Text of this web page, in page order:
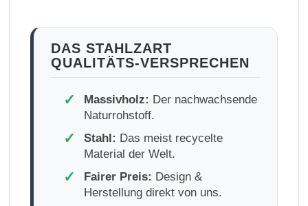
DAS STAHLZART
QUALITÄTS-VERSPRECHEN
✓ Massivholz: Der nachwachsende
Naturrohstoff.
✓ Stahl: Das meist recycelte
Material der Welt.
✓ Fairer Preis: Design &
Herstellung direkt von uns.